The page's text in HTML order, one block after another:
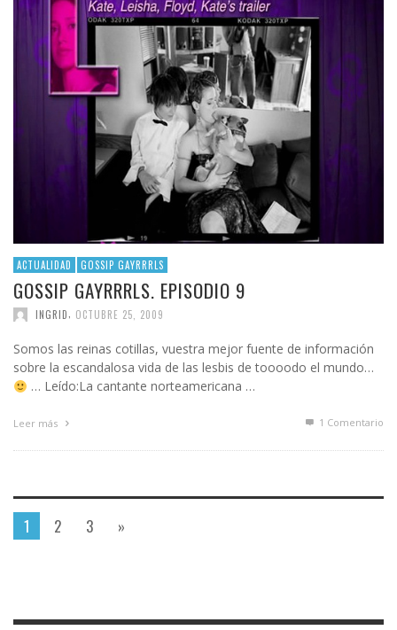
ACTUALIDAD GOSSIP GAYRRRLS
GOSSIP GAYRRRLS. EPISODIO 9
INGRID, OCTUBRE 25, 2009
Somos las reinas cotillas, vuestra mejor fuente de información
sobre la escandalosa vida de las lesbis de toooodo el mundo…
… Leído:La cantante norteamericana …
Leer más 1 Comentario
1 2 3 »